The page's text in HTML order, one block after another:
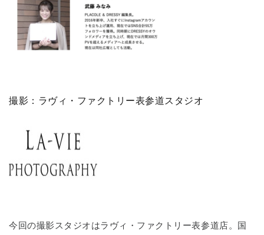
撮影：ラヴィ・ファクトリー表参道スタジオ
今回の撮影スタジオはラヴィ・ファクトリー表参道店。国